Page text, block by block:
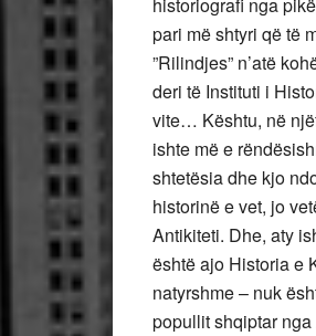
pari më shtyri që të
”Rilindjes” n’atë
deri të Instituti i
vite… Kështu, në
ishte më e
shtetësia dhe kjo
historinë e vet, jo
Antikiteti. Dhe, aty
është ajo Historia e
natyrshme – nuk
popullit shqiptar